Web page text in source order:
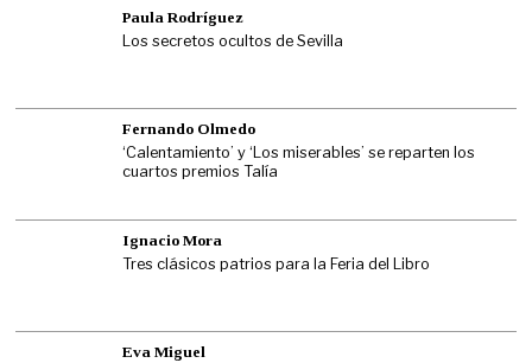
Paula Rodríguez
Los secretos ocultos de Sevilla
Fernando Olmedo
‘Calentamiento’ y ‘Los miserables’ se reparten los
cuartos premios Talía
Ignacio Mora
Tres clásicos patrios para la Feria del Libro
Eva Miguel